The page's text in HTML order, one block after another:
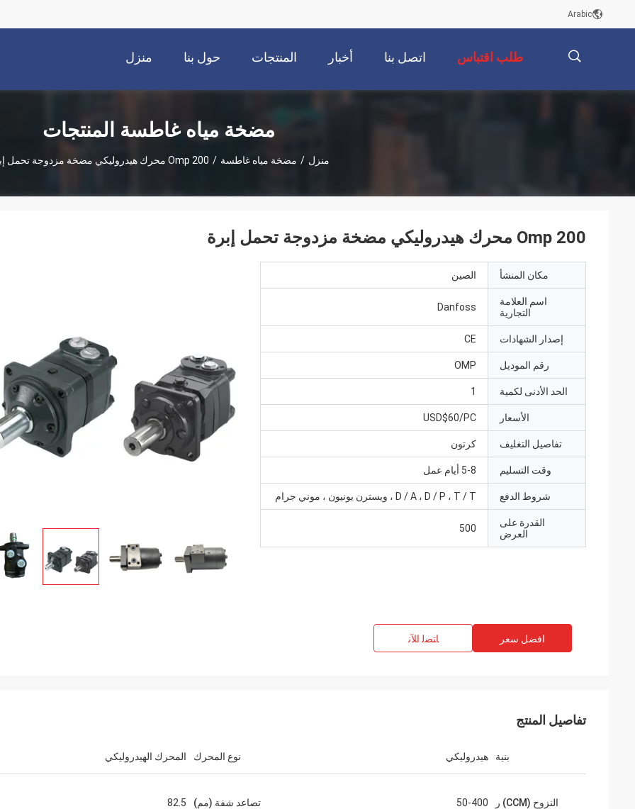
Arabic
منزل حول بنا المنتجات أخبار اتصل بنا طلب اقتباس
مضخة مياه غاطسة المنتجات
منزل / مضخة مياه غاطسة / Omp 200 محرك هيدروليكي مضخة مزدوجة تحمل إبرة
Omp 200 محرك هيدروليكي مضخة مزدوجة تحمل إبرة
مكان المنشأ الصين
اسم العلامة
التجارية
Danfoss
إصدار الشهادات CE
رقم الموديل OMP
الحد الأدنى لكمية 1
الأسعار USD$60/PC
تفاصيل التغليف كرتون
وقت التسليم 5-8 أيام عمل
شروط الدفع D / A ، D / P ، T / T ، ويسترن يونيون ، موني جرام
القدرة على
العرض
500
افضل سعر ﺎﺘﺼﻟ ﺍﻶﻧ
تفاصيل المنتج
بنية هيدروليكي نوع المحرك المحرك الهيدروليكي
النزوح (CCM) ر 50-400 تصاعد شفة (مم) 82.5